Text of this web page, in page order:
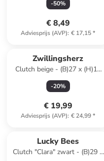
-50%
€ 8,49
Adviesprijs (AVP): € 17,15*
Zwillingsherz
Clutch beige - (B)27 x (H)16
cm
-20%
€ 19,99
Adviesprijs (AVP): € 24,99*
Lucky Bees
Clutch "Clara" zwart - (B)29 x